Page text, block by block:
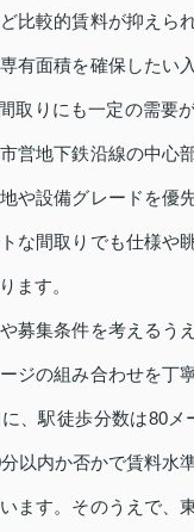
比較的賃料が抑えら
有面積を確保したい
取りにも一定の需要
営地下鉄沿線の中心
や設備グレードを優
な間取りでも仕様や
ます。
募集条件を考えるう
ジの組み合わせを丁
、駅徒歩分数は80メ
以内か否かで賃料水
ます。そのうえで、